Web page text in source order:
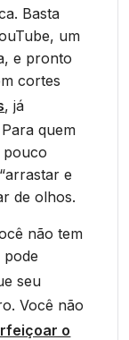
Basta
um
e pronto
cortes
, já
quem
pouco
e
de olhos.
não tem
pode
seu
Você não
o